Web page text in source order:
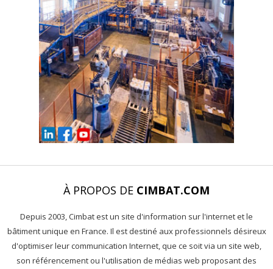
À PROPOS DE CIMBAT.COM
Depuis 2003, Cimbat est un site d'information sur l'internet et le
bâtiment unique en France. Il est destiné aux professionnels désireux
d'optimiser leur communication Internet, que ce soit via un site web,
son référencement ou l'utilisation de médias web proposant des